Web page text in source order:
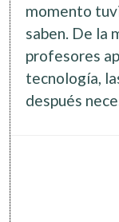
Lectura
LenguaHoja de
Redes de
Redes sociales
Sistemas
Software
momento
saben. De la
profesores
tecnología,
después